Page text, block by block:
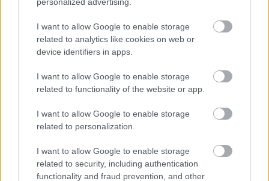
I want to allow Google to enable storage
related to analytics like cookies on web or
device identifiers in apps.
I want to allow Google to enable storage
related to functionality of the website or app.
I want to allow Google to enable storage
related to personalization.
I want to allow Google to enable storage
related to security, including authentication
functionality and fraud prevention, and other
el conjunto canario.
Vitor Roque, tocado del tobillo
El Betis no pudo contar con los servicios de Vitor Roque
para viajar a Las Palmas por un esguince de tobillo, según
confirmó el club verdiblanco en un parte médico oficial. El
Leandro Cabrera, con molestias en el sóleo
Manolo González se vio obligado a sustituir al defensa
charrúa al descanso tras sufrir molestias en el sóleo contra